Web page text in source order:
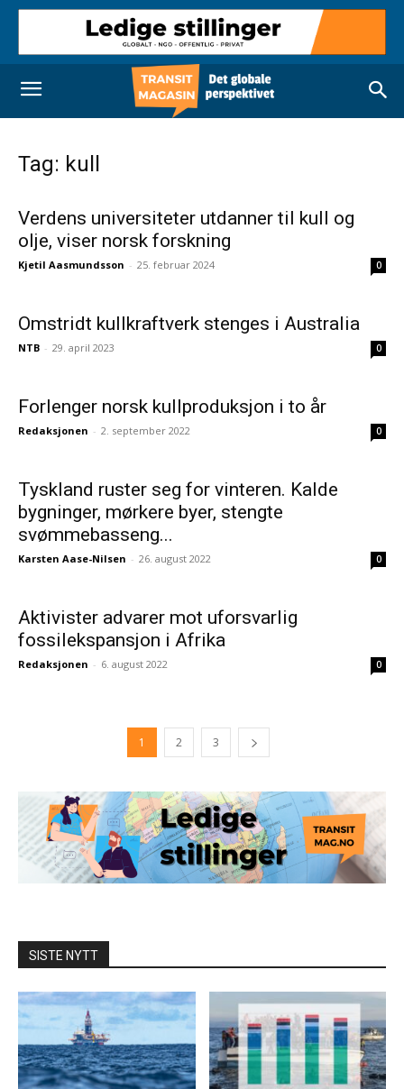
Tag: kull
Verdens universiteter utdanner til kull og
olje, viser norsk forskning
Kjetil Aasmundsson - 25. februar 2024 0
Omstridt kullkraftverk stenges i Australia
NTB - 29. april 2023 0
Forlenger norsk kullproduksjon i to år
Redaksjonen - 2. september 2022 0
Tyskland ruster seg for vinteren. Kalde
bygninger, mørkere byer, stengte
svømmebasseng...
Karsten Aase-Nilsen - 26. august 2022 0
Aktivister advarer mot uforsvarlig
fossilekspansjon i Afrika
Redaksjonen - 6. august 2022 0
1 2 3
SISTE NYTT